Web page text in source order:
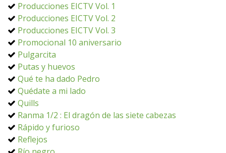
Producciones EICTV Vol. 1
Producciones EICTV Vol. 2
Producciones EICTV Vol. 3
Promocional 10 aniversario
Pulgarcita
Putas y huevos
Qué te ha dado Pedro
Quédate a mi lado
Quills
Ranma 1/2 : El dragón de las siete cabezas
Rápido y furioso
Reflejos